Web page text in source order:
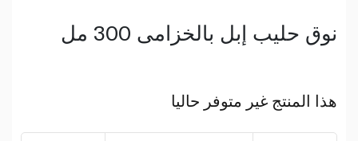
نوق حليب إبل بالخزامى 300 مل
هذا المنتج غير متوفر حاليا